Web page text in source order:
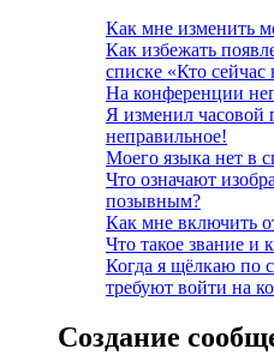
Как мне изменить
Как избежать
списке «Кто
На конференции
Я изменил часовой
неправильное!
Моего языка нет в
Что означают
позывным?
Как мне включить
Что такое звание и
Когда я щёлкаю по
требуют войти на
Создание